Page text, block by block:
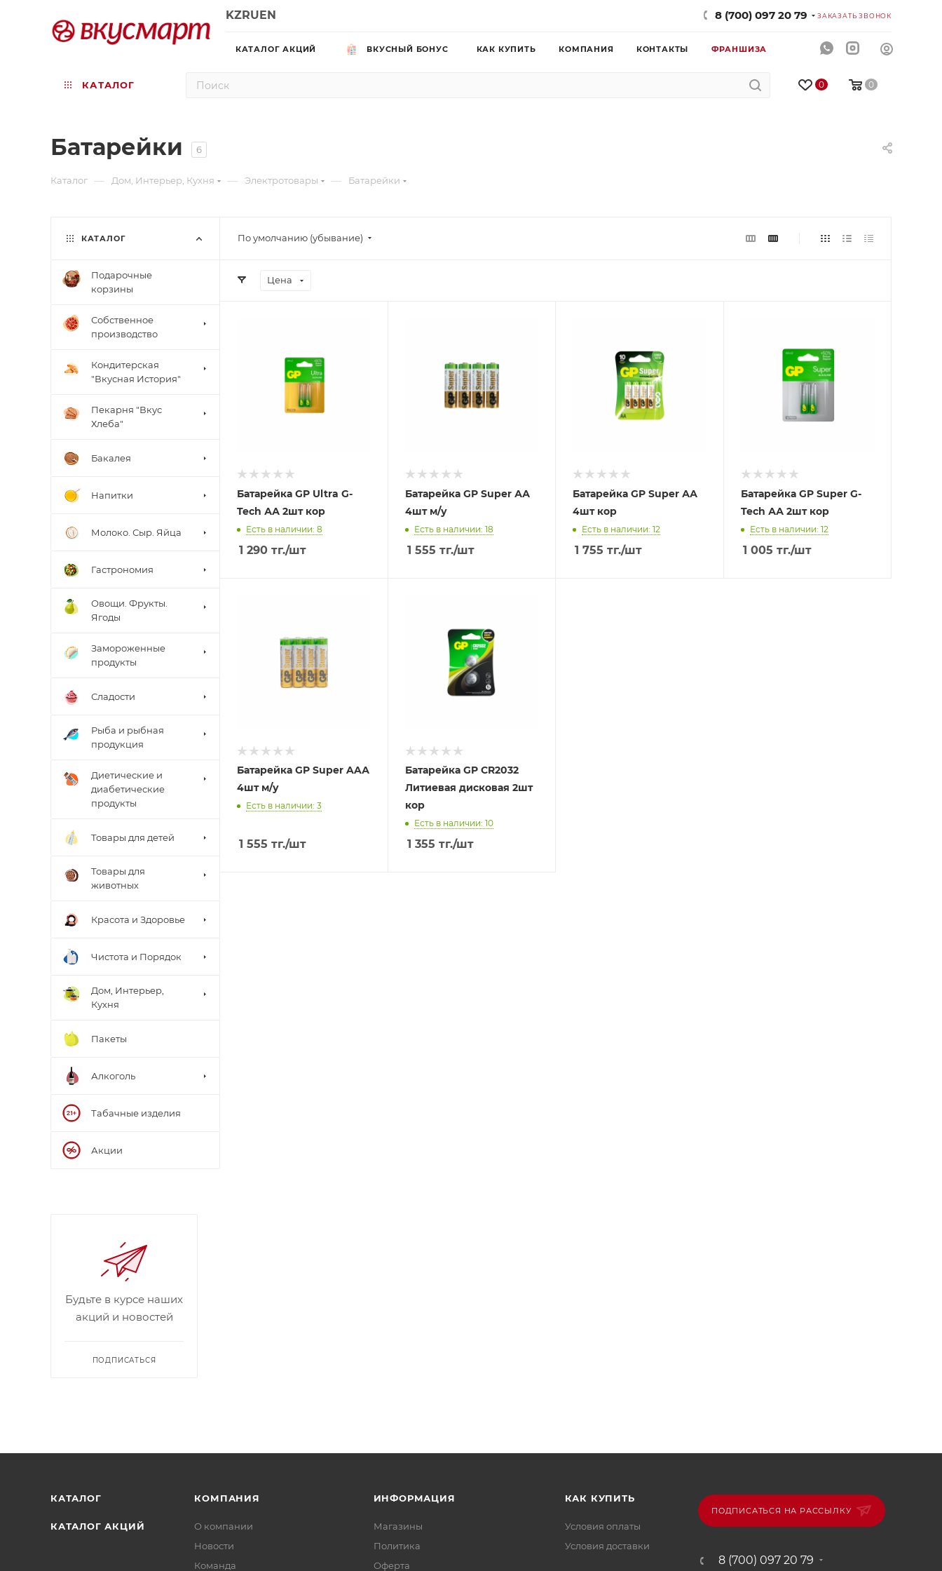
KZRUEN 8 (700) 097 20 79 ЗАКАЗАТЬ ЗВОНОК
КАТАЛОГ АКЦИЙ ВКУСНЫЙ БОНУС КАК КУПИТЬ КОМПАНИЯ КОНТАКТЫ ФРАНШИЗА
0 0
КАТАЛОГ
Батарейки 6
Каталог — Дом, Интерьер, Кухня — Электротовары — Батарейки
По умолчанию (убывание)
Цена
Батарейка GP Ultra G-
Tech АА 2шт кор
Есть в наличии: 8
1 290 тг./шт
Батарейка GP Super АА
4шт м/у
Есть в наличии: 18
1 555 тг./шт
Батарейка GP Super АА
4шт кор
Есть в наличии: 12
1 755 тг./шт
Батарейка GP Super G-
Tech АА 2шт кор
Есть в наличии: 12
1 005 тг./шт
Батарейка GP Super AAА
4шт м/у
Есть в наличии: 3
1 555 тг./шт
Батарейка GP CR2032
Литиевая дисковая 2шт
кор
Есть в наличии: 10
1 355 тг./шт
КАТАЛОГ
Подарочные
корзины
Собственное
производство
Кондитерская
"Вкусная История"
Пекарня "Вкус
Хлеба"
Бакалея
Напитки
Молоко. Сыр. Яйца
Гастрономия
Овощи. Фрукты.
Ягоды
Замороженные
продукты
Сладости
Рыба и рыбная
продукция
Диетические и
диабетические
продукты
Товары для детей
Товары для
животных
Красота и Здоровье
Чистота и Порядок
Дом, Интерьер,
Кухня
Пакеты
Алкоголь
Табачные изделия
Акции
Будьте в курсе наших
акций и новостей
ПОДПИСАТЬСЯ
КАТАЛОГ
КАТАЛОГ АКЦИЙ
КОМПАНИЯ
О компании
Новости
Команда
ИНФОРМАЦИЯ
Магазины
Политика
Офертa
КАК КУПИТЬ
Условия оплаты
Условия доставки
ПОДПИСАТЬСЯ НА РАССЫЛКУ
8 (700) 097 20 79